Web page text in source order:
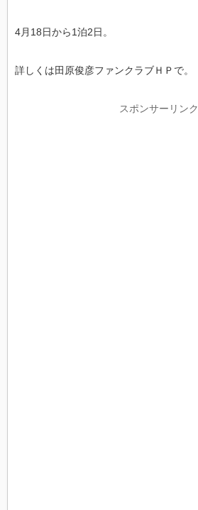
4月18日から1泊2日。
詳しくは田原俊彦ファンクラブＨＰで。
スポンサーリンク